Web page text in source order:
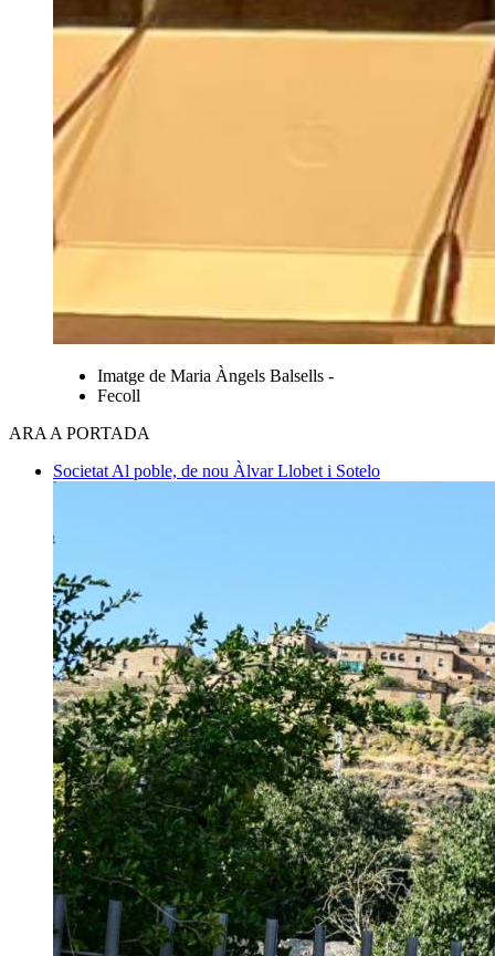
Imatge de Maria Àngels Balsells -
Fecoll
ARA A PORTADA
Societat Al poble, de nou Àlvar Llobet i Sotelo